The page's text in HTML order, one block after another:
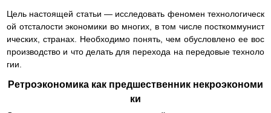
Цель настоящей статьи — исследовать феномен технологическ
ой отсталости экономики во многих, в том числе посткоммунист
ических, странах. Необходимо понять, чем обусловлено ее вос
производство и что делать для перехода на передовые техноло
гии.
Ретроэкономика как предшественник некроэкономи
ки